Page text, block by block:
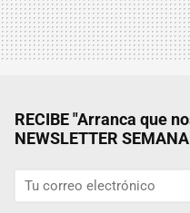
RECIBE "Arranca que
NEWSLETTER